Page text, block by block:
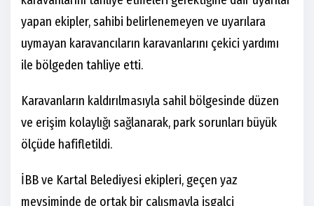
yapan ekipler, sahibi belirlenemeyen ve uyarılara
uymayan karavancıların karavanlarını çekici yardımı
ile bölgeden tahliye etti.
Karavanların kaldırılmasıyla sahil bölgesinde düzen
ve erişim kolaylığı sağlanarak, park sorunları büyük
ölçüde hafifletildi.
İBB ve Kartal Belediyesi ekipleri, geçen yaz
mevsiminde de ortak bir çalışmayla işgalci